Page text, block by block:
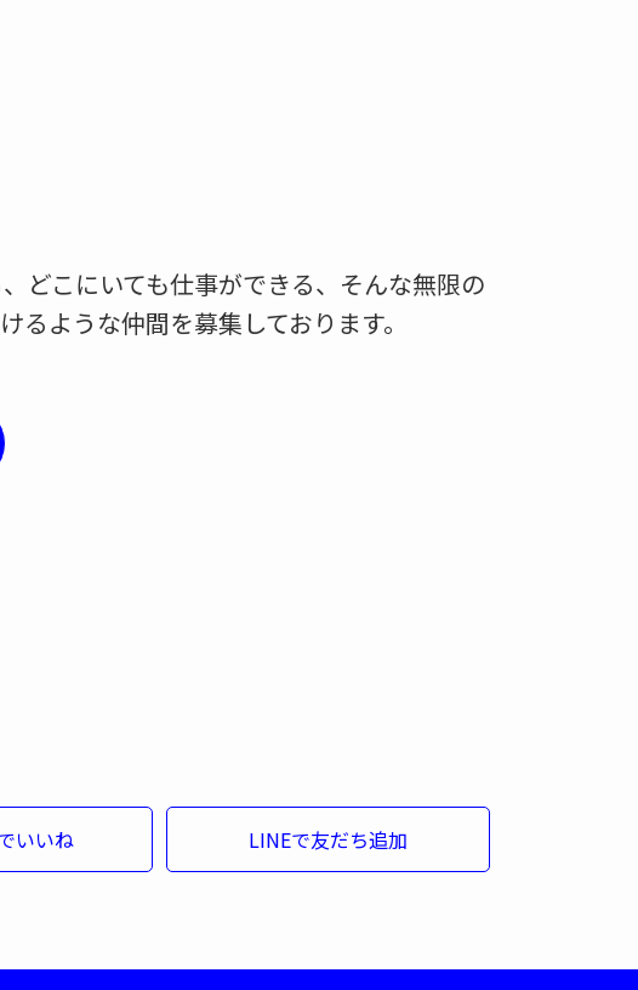
どこにいても仕事ができる、そんな無限の
ような仲間を募集しております。
いいね LINEで友だち追加